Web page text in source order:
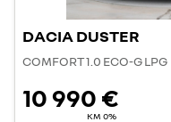
DACIA DUSTER
COMFORT 1.0 ECO-G LPG
10 990 €
KM 0%